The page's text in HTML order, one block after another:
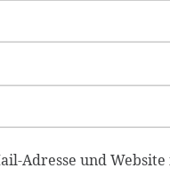
Adresse und